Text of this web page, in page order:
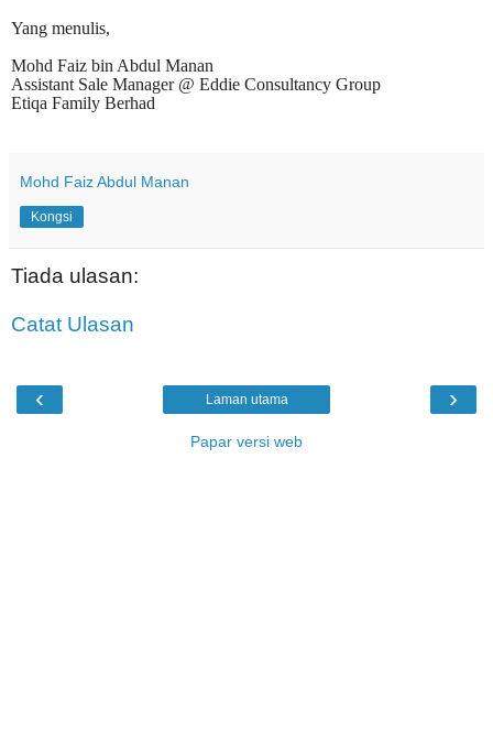
Yang menulis,
Mohd Faiz bin Abdul Manan
Assistant Sale Manager @ Eddie Consultancy Group
Etiqa Family Berhad
Mohd Faiz Abdul Manan
Kongsi
Tiada ulasan:
Catat Ulasan
‹ ›
Laman utama
Papar versi web